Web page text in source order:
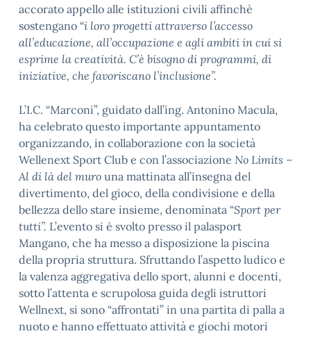
accorato appello alle istituzioni civili affinchè
sostengano “i loro progetti attraverso l’accesso
all’educazione, all’occupazione e agli ambiti in cui si
esprime la creatività. C’è bisogno di programmi, di
iniziative, che favoriscano l’inclusione”.
L’I.C. “Marconi”, guidato dall’ing. Antonino Macula,
ha celebrato questo importante appuntamento
organizzando, in collaborazione con la società
Wellenext Sport Club e con l’associazione No Limits –
Al di là del muro una mattinata all’insegna del
divertimento, del gioco, della condivisione e della
bellezza dello stare insieme, denominata “Sport per
tutti”. L’evento si è svolto presso il palasport
Mangano, che ha messo a disposizione la piscina
della propria struttura. Sfruttando l’aspetto ludico e
la valenza aggregativa dello sport, alunni e docenti,
sotto l’attenta e scrupolosa guida degli istruttori
Wellnext, si sono “affrontati” in una partita di palla a
nuoto e hanno effettuato attività e giochi motori